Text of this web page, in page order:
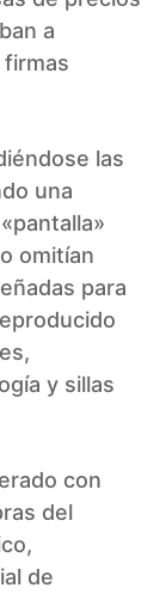
a
las
una
omitían
para
y sillas
con
del
de